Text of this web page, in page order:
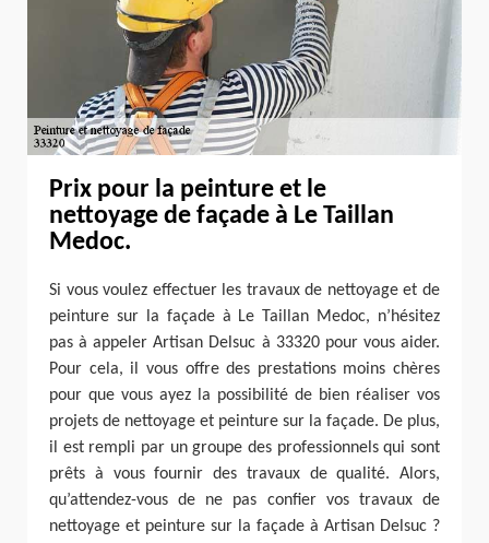
Prix pour la peinture et le
nettoyage de façade à Le Taillan
Medoc.
Si vous voulez effectuer les travaux de nettoyage et de
peinture sur la façade à Le Taillan Medoc, n’hésitez
pas à appeler Artisan Delsuc à 33320 pour vous aider.
Pour cela, il vous offre des prestations moins chères
pour que vous ayez la possibilité de bien réaliser vos
projets de nettoyage et peinture sur la façade. De plus,
il est rempli par un groupe des professionnels qui sont
prêts à vous fournir des travaux de qualité. Alors,
qu’attendez-vous de ne pas confier vos travaux de
nettoyage et peinture sur la façade à Artisan Delsuc ?